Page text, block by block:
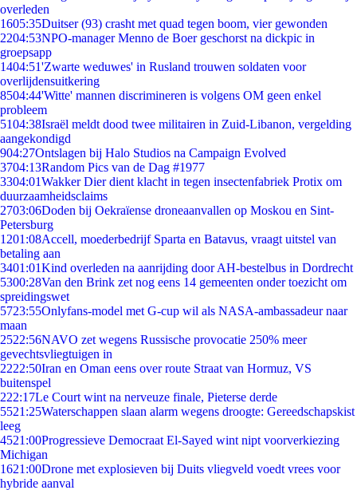
overleden
1605:35Duitser (93) crasht met quad tegen boom, vier gewonden
2204:53NPO-manager Menno de Boer geschorst na dickpic in
groepsapp
1404:51'Zwarte weduwes' in Rusland trouwen soldaten voor
overlijdensuitkering
8504:44'Witte' mannen discrimineren is volgens OM geen enkel
probleem
5104:38Israël meldt dood twee militairen in Zuid-Libanon, vergelding
aangekondigd
904:27Ontslagen bij Halo Studios na Campaign Evolved
3704:13Random Pics van de Dag #1977
3304:01Wakker Dier dient klacht in tegen insectenfabriek Protix om
duurzaamheidsclaims
2703:06Doden bij Oekraïense droneaanvallen op Moskou en Sint-
Petersburg
1201:08Accell, moederbedrijf Sparta en Batavus, vraagt uitstel van
betaling aan
3401:01Kind overleden na aanrijding door AH-bestelbus in Dordrecht
5300:28Van den Brink zet nog eens 14 gemeenten onder toezicht om
spreidingswet
5723:55Onlyfans-model met G-cup wil als NASA-ambassadeur naar
maan
2522:56NAVO zet wegens Russische provocatie 250% meer
gevechtsvliegtuigen in
2222:50Iran en Oman eens over route Straat van Hormuz, VS
buitenspel
222:17Le Court wint na nerveuze finale, Pieterse derde
5521:25Waterschappen slaan alarm wegens droogte: Gereedschapskist
leeg
4521:00Progressieve Democraat El-Sayed wint nipt voorverkiezing
Michigan
1621:00Drone met explosieven bij Duits vliegveld voedt vrees voor
hybride aanval